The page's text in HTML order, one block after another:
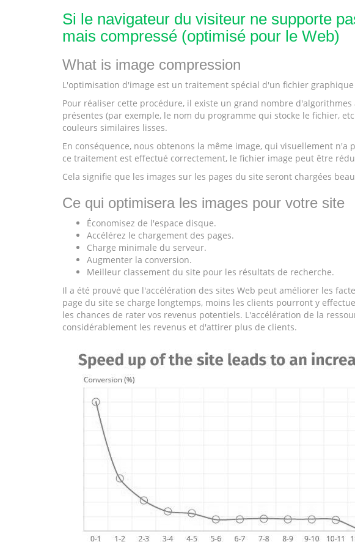
Si le navigateur du visiteur ne supporte
mais compressé (optimisé pour le Web)
What is image compression
L'optimisation d'image est un traitement spécial d'un fichier
Pour réaliser cette procédure, il existe un grand nombre
présentes (par exemple, le nom du programme qui stocke le fichier,
couleurs similaires lisses.
En conséquence, nous obtenons la même image, qui visuellement
ce traitement est effectué correctement, le fichier image peut être
Cela signifie que les images sur les pages du site seront chargées
Ce qui optimisera les images pour votre site
Économisez de l'espace disque.
Accélérez le chargement des pages.
Charge minimale du serveur.
Augmenter la conversion.
Meilleur classement du site pour les résultats de recherche.
Il a été prouvé que l'accélération des sites Web peut améliorer les
page du site se charge longtemps, moins les clients pourront y
les chances de rater vos revenus potentiels. L'accélération de la
considérablement les revenus et d'attirer plus de clients.